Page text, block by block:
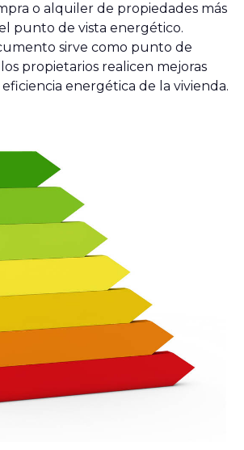
o alquiler de propiedades más
punto de vista energético.
sirve como punto de
propietarios realicen mejoras
energética de la vivienda.